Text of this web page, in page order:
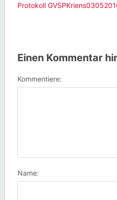
Protokoll
Einen Kommentar
Kommentiere:
Name: